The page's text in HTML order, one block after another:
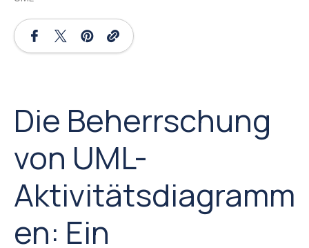
Die Beherrschung
von UML-
Aktivitätsdiagramm
en: Ein